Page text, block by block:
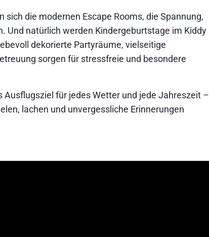
sich die modernen Escape Rooms, die Spannung,
Und natürlich werden Kindergeburtstage im Kiddy
dekorierte Partyräume, vielseitige
sorgen für stressfreie und besondere
Ausflugsziel für jedes Wetter und jede Jahreszeit –
lachen und unvergessliche Erinnerungen